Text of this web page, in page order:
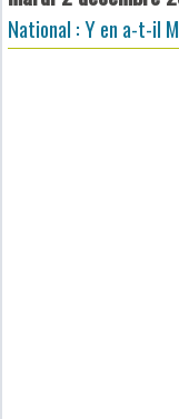
National : Y en a-t-il